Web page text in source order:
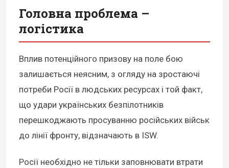
Головна проблема –
логістика
Вплив потенційного призову на поле бою
залишається неясним, з огляду на зростаючі
потреби Росії в людських ресурсах і той факт,
що удари українських безпілотників
перешкоджають просуванню російських військ
до лінії фронту, відзначають в ISW.
Росії необхідно не тільки заповнювати втрати